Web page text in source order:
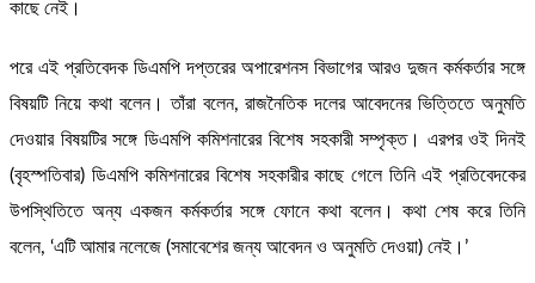
কাছে নেই।
পরে এই প্রতিবেদক ডিএমপি দপ্তরের অপারেশনস বিভাগের আরও দুজন কর্মকর্তার সঙ্গে
বিষয়টি নিয়ে কথা বলেন। তাঁরা বলেন, রাজনৈতিক দলের আবেদনের ভিত্তিতে অনুমতি
দেওয়ার বিষয়টির সঙ্গে ডিএমপি কমিশনারের বিশেষ সহকারী সম্পৃক্ত। এরপর ওই দিনই
(বৃহস্পতিবার) ডিএমপি কমিশনারের বিশেষ সহকারীর কাছে গেলে তিনি এই প্রতিবেদকের
উপস্থিতিতে অন্য একজন কর্মকর্তার সঙ্গে ফোনে কথা বলেন। কথা শেষ করে তিনি
বলেন, ‘এটি আমার নলেজে (সমাবেশের জন্য আবেদন ও অনুমতি দেওয়া) নেই।’